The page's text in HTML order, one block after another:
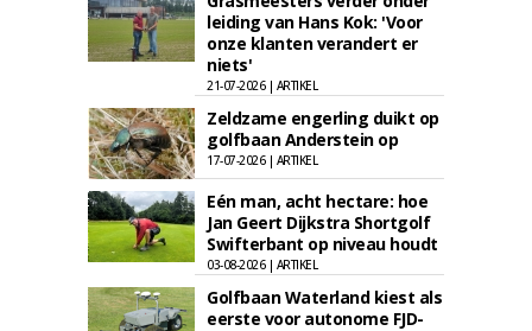
leiding van Hans Kok: 'Voor
onze klanten verandert er
niets'
21-07-2026 | ARTIKEL
Zeldzame engerling duikt op
golfbaan Anderstein op
17-07-2026 | ARTIKEL
Eén man, acht hectare: hoe
Jan Geert Dijkstra Shortgolf
Swifterbant op niveau houdt
03-08-2026 | ARTIKEL
Golfbaan Waterland kiest als
eerste voor autonome FJD-